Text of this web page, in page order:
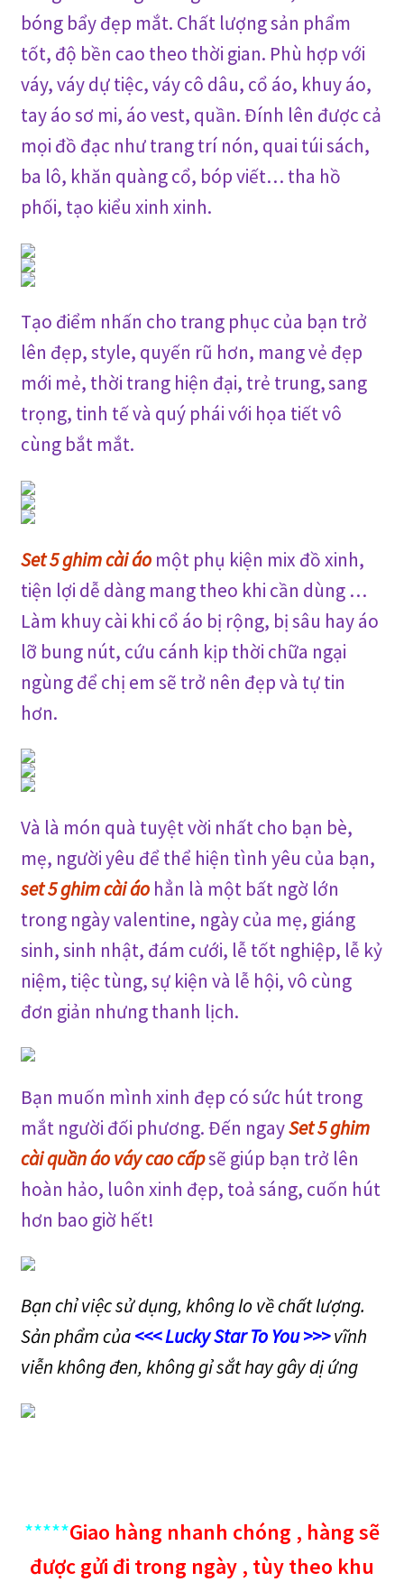
bóng bẩyđẹp mắt. Chất lượng sản phẩm
tốt, độ bền cao theo thời gian. Phù hợp với
váy, váy dự tiệc, váy cô dâu, cổ áo, khuy áo,
tay áo sơ mi, áo vest, quần.Đính lên được cả
mọi đồ đạc như trang trí nón, quai túi sách,
ba lô, khăn quàng cổ, bóp viết… tha hồ
phối, tạo kiểu xinh xinh.
Tạo điểm nhấn cho trang phục của bạn trở
lên đẹp, style, quyến rũ hơn, mangvẻ đẹp
mới mẻ, thời tranghiện đại, trẻ trung,sang
trọng, tinh tế và quý phái với họa tiết vô
cùng bắt mắt.
Set 5 ghim cài áomột phụ kiện mix đồ xinh,
tiện lợi dễ dàng mang theo khi cần dùng …
Làm khuy cài khi cổ áo bị rộng, bị sâu hay áo
lỡ bung nút, cứu cánh kịp thời chữa ngại
ngùng để chị em sẽ trở nên đẹp và tự tin
hơn.
Và là món quà tuyệt vời nhất cho bạn bè,
mẹ, người yêu để thể hiện tình yêu của bạn,
set 5 ghim cài áohẳn là một bất ngờ lớn
trong ngày valentine, ngày của mẹ, giáng
sinh, sinh nhật, đám cưới, lễ tốt nghiệp, lễ kỷ
niệm, tiệc tùng, sự kiện và lễ hội, vô cùng
đơn giản nhưngthanh lịch.
Bạn muốn mình xinh đẹp có sức hút trong
mắt người đối phương. Đến ngaySet 5 ghim
cài quần áo váy cao cấpsẽ giúp bạn trở lên
hoàn hảo, luôn xinh đẹp, toả sáng, cuốn hút
hơn bao giờ hết!
Bạn chỉ việc sử dụng, không lo về chất lượng.
Sản phẩm của<<< Lucky Star To You >>>vĩnh
viễn không đen, không gỉ sắt hay gây dị ứng
*****Giao hàng nhanh chóng , hàng sẽ
được gửi đi trong ngày , tùy theo khu